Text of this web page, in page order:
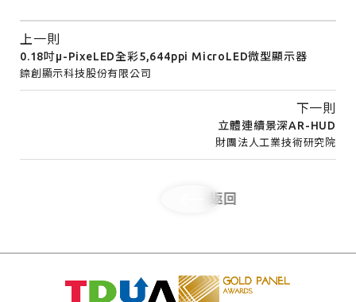
上一則
0.18吋µ-PixeLED全彩5,644ppi MicroLED微型顯示器
錼創顯示科技股份有限公司
下一則
立體連續景深AR-HUD
財團法人工業技術研究院
返回